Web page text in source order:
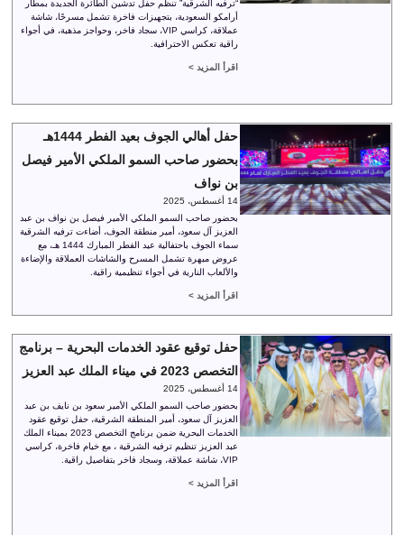
“ترفيه الشرقية” تنظم حفل تدشين الطائرة الجديدة بمطار
أرامكو السعودية، بتجهيزات فاخرة تشمل مسرحًا، شاشة
عملاقة، كراسي VIP، سجاد فاخر، وحواجز مذهبة، في أجواء
راقية تعكس الاحترافية.
اقرأ المزيد >
حفل أهالي الجوف بعيد الفطر 1444هـ
بحضور صاحب السمو الملكي الأمير فيصل
بن نواف
14 أغسطس، 2025
بحضور صاحب السمو الملكي الأمير فيصل بن نواف بن عبد
العزيز آل سعود، أمير منطقة الجوف، أضاءت ترفيه الشرقية
سماء الجوف باحتفالية عيد الفطر المبارك 1444 هـ، مع
عروض مبهرة تشمل المسرح والشاشات العملاقة والإضاءة
والألعاب النارية في أجواء تنظيمية راقية.
اقرأ المزيد >
حفل توقيع عقود الخدمات البحرية – برنامج
التخصص 2023 في ميناء الملك عبد العزيز
14 أغسطس، 2025
بحضور صاحب السمو الملكي الأمير سعود بن نايف بن عبد
العزيز آل سعود، أمير المنطقة الشرقية، حفل توقيع عقود
الخدمات البحرية ضمن برنامج التخصص 2023 بميناء الملك
عبد العزيز تنظيم ترفيه الشرقية ، مع خيام فاخرة، كراسي
VIP، شاشة عملاقة، وسجاد فاخر بتفاصيل راقية.
اقرأ المزيد >